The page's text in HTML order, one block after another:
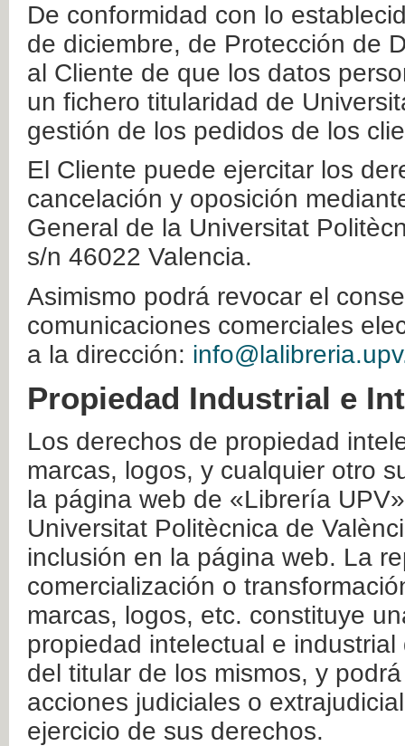
De conformidad con lo
de diciembre, de Protección de
al Cliente de que los datos
un fichero titularidad de
gestión de los pedidos de los
El Cliente puede ejercitar los
cancelación y oposición
General de la Universitat
s/n 46022 Valencia.
Asimismo podrá revocar el
comunicaciones comerciales
a la dirección:
Propiedad Industrial e
Los derechos de propiedad
marcas, logos, y cualquier otro
la página web de «Librería
Universitat Politècnica de
inclusión en la página web. La
comercialización o
marcas, logos, etc. constituye
propiedad intelectual e
del titular de los mismos, y
acciones judiciales o
ejercicio de sus derechos.